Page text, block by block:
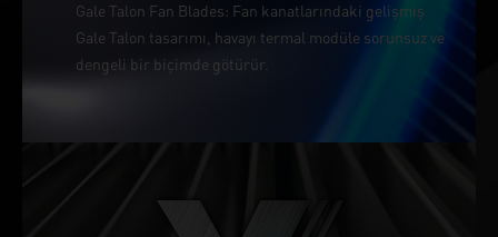
Gale Talon Fan Blades: Fan kanatlarındaki gelişmiş
Gale Talon tasarımı, havayı termal modüle sorunsuz ve
dengeli bir biçimde götürür.